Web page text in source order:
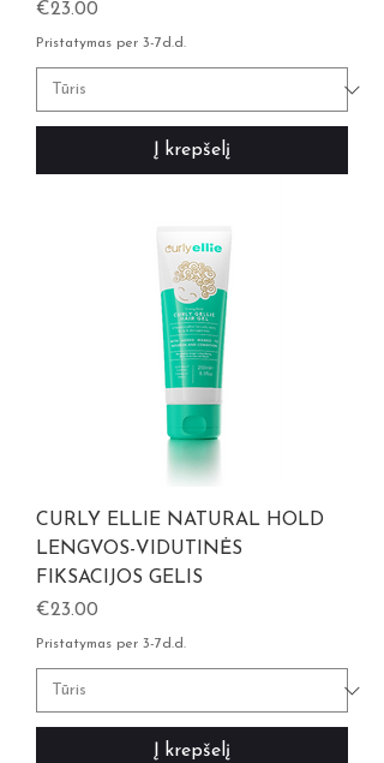
Kaina
€23.00
Pristatymas per 3-7d.d.
Į krepšelį
CURLY ELLIE NATURAL HOLD
LENGVOS-VIDUTINĖS
FIKSACIJOS GELIS
Kaina
€23.00
Pristatymas per 3-7d.d.
Į krepšelį